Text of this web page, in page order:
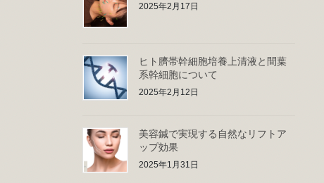
2025年2月17日
ヒト臍帯幹細胞培養上清液と間葉
系幹細胞について
2025年2月12日
美容鍼で実現する自然なリフトア
ップ効果
2025年1月31日